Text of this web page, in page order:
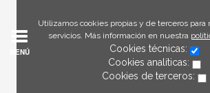
Utilizamos cookies propias y de terceros para
servicios. Más información en nuestra
Cookies técnicas:
Cookies analíticas:
Cookies de terceros:
MENÚ